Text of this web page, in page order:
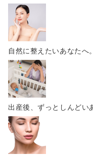
自然に整えたいあなたへ。
出産後、ずっとしんどい